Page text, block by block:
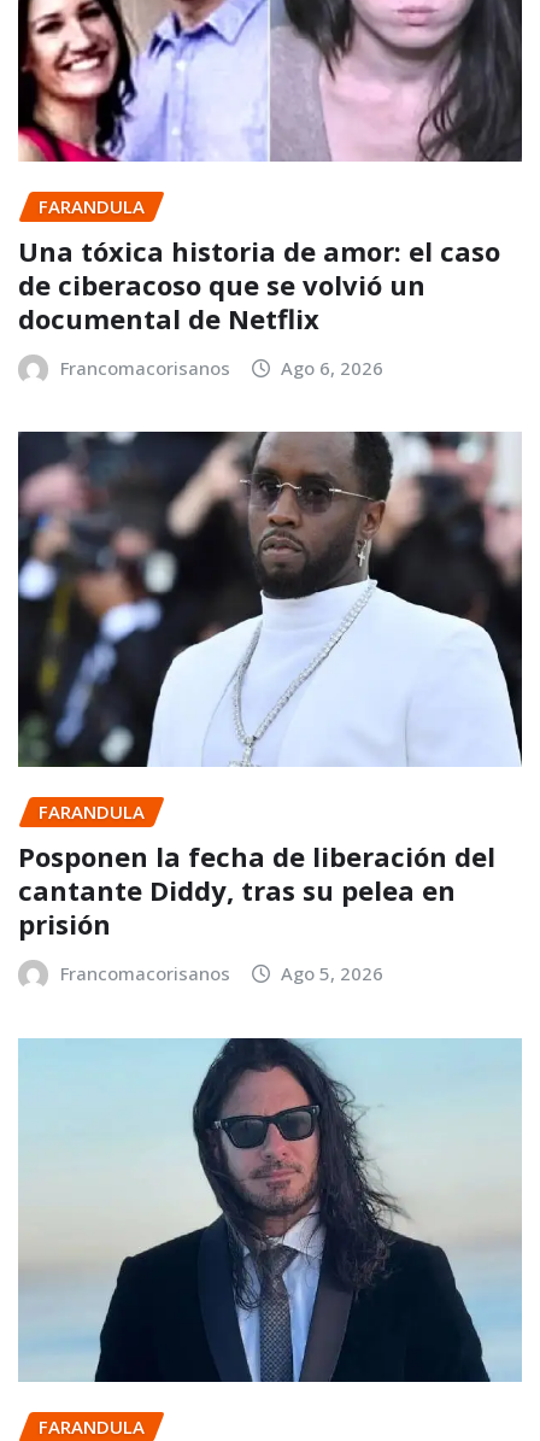
FARANDULA
Una tóxica historia de amor: el caso
de ciberacoso que se volvió un
documental de Netflix
Francomacorisanos Ago 6, 2026
FARANDULA
Posponen la fecha de liberación del
cantante Diddy, tras su pelea en
prisión
Francomacorisanos Ago 5, 2026
FARANDULA